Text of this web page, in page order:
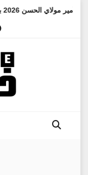
مولاي الحسن 2026 بالمغرب